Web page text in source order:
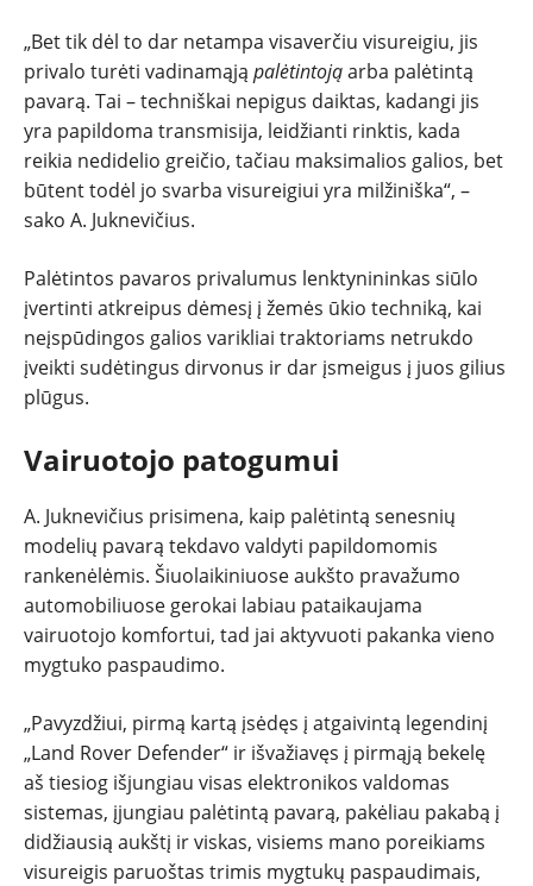
„Bet tik dėl to dar netampa visaverčiu visureigiu, jis
privalo turėti vadinamąją palėtintojąarba palėtintą
pavarą. Tai – techniškai nepigus daiktas, kadangi jis
yra papildoma transmisija, leidžianti rinktis, kada
reikia nedidelio greičio, tačiau maksimalios galios, bet
būtent todėl jo svarba visureigiui yra milžiniška“, –
sako A. Juknevičius.
Palėtintos pavaros privalumus lenktynininkas siūlo
įvertinti atkreipus dėmesį į žemės ūkio techniką, kai
neįspūdingos galios varikliai traktoriams netrukdo
įveikti sudėtingus dirvonus ir dar įsmeigus į juos gilius
plūgus.
Vairuotojo patogumui
A. Juknevičius prisimena, kaip palėtintą senesnių
modelių pavarą tekdavo valdyti papildomomis
rankenėlėmis. Šiuolaikiniuose aukšto pravažumo
automobiliuose gerokai labiau pataikaujama
vairuotojo komfortui, tad jai aktyvuoti pakanka vieno
mygtuko paspaudimo.
„Pavyzdžiui, pirmą kartą įsėdęs į atgaivintą legendinį
„Land Rover Defender“ ir išvažiavęs į pirmąją bekelę
aš tiesiog išjungiau visas elektronikos valdomas
sistemas, įjungiau palėtintą pavarą, pakėliau pakabą į
didžiausią aukštį ir viskas, visiems mano poreikiams
visureigis paruoštas trimis mygtukų paspaudimais,